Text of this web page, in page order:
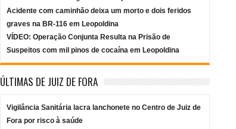
Acidente com caminhão deixa um morto e dois feridos
graves na BR-116 em Leopoldina
VÍDEO: Operação Conjunta Resulta na Prisão de
Suspeitos com mil pinos de cocaína em Leopoldina
ÚLTIMAS DE JUIZ DE FORA
Vigilância Sanitária lacra lanchonete no Centro de Juiz de
Fora por risco à saúde